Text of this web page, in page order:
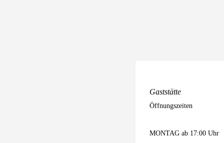
Gaststätte
Öffnungszeiten
MONTAG ab 17:00 Uhr